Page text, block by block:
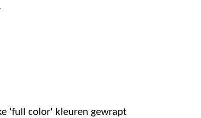
'full color' kleuren gewrapt